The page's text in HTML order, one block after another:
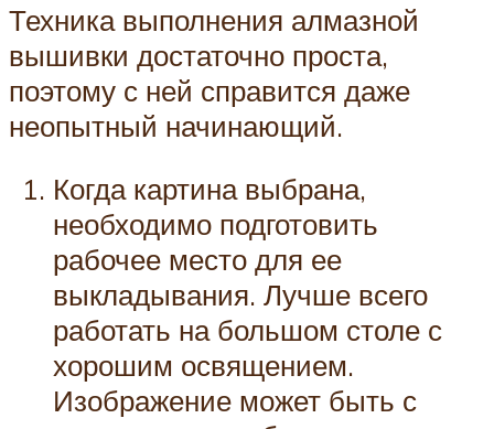
Техника выполнения алмазной
вышивки достаточно проста,
поэтому с ней справится даже
неопытный начинающий.
Когда картина выбрана,
необходимо подготовить
рабочее место для ее
выкладывания. Лучше всего
работать на большом столе с
хорошим освящением.
Изображение может быть с